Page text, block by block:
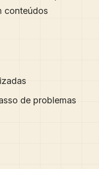
conteúdos
de problemas